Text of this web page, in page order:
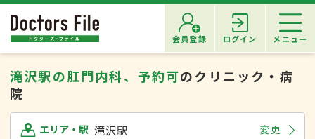
会員登録 ログイン メニュー
滝沢駅の肛門内科、予約可のクリニック・病
院
エリア・駅 滝沢駅 変更